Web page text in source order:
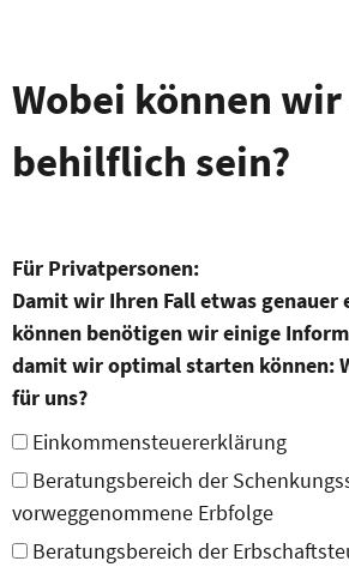
Wobei können
behilflich sein?
Für Privatpersonen:
Damit wir Ihren Fall etwas genauer
können benötigen wir einige
damit wir optimal starten können:
für uns?
Einkommensteuererklärung
Beratungsbereich der
vorweggenommene Erbfolge
Beratungsbereich der